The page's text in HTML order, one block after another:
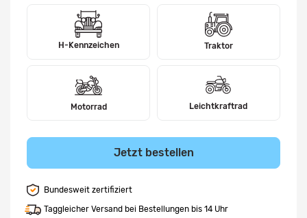
H-Kennzeichen Traktor
Motorrad Leichtkraftrad
Jetzt bestellen
Bundesweit zertifiziert
Taggleicher Versand bei Bestellungen bis 14 Uhr